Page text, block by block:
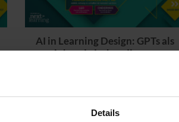
Details
AI in Learning Design: GPTs als
inhoudsdeskundige en